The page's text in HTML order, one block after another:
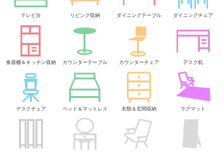
テレビ台 リビング収納 ダイニングテーブル ダイニングチェア
食器棚＆キッチン収納 カウンターテーブル カウンターチェア デスク机
デスクチェア ベッド＆マットレス 衣類＆玄関収納 ラグマット